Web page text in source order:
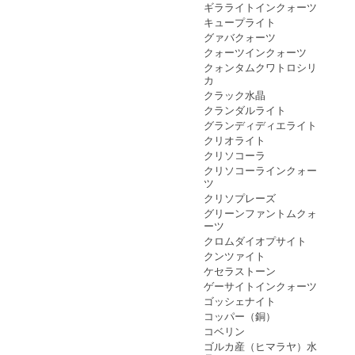
ギラライトインクォーツ
キュープライト
グァバクォーツ
クォーツインクォーツ
クォンタムクワトロシリ
カ
クラック水晶
クランダルライト
グランディディエライト
クリオライト
クリソコーラ
クリソコーラインクォー
ツ
クリソプレーズ
グリーンファントムクォ
ーツ
クロムダイオプサイト
クンツァイト
ケセラストーン
ゲーサイトインクォーツ
ゴッシェナイト
コッパー（銅）
コベリン
ゴルカ産（ヒマラヤ）水